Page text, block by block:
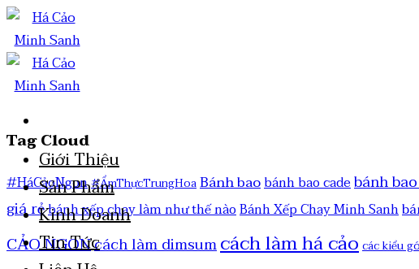
Giới Thiệu
Sản Phẩm
Kinh Doanh
Tin Tức
Tag Cloud
#HáCảoNgon#ẨmThựcTrungHoaBánh baobánh bao cadebánh
giá rẻbánh xếp chay làm như thế nàoBánh Xếp Chay Minh Sanh
CẢO NGONcách làm dimsumcách làm há cảocác kiểu